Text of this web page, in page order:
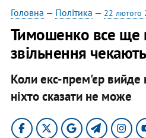
Головна — Політика — 22 лютого
Тимошенко все ще
звільнення
Коли екс-прем'єр вийде
ніхто сказати не може